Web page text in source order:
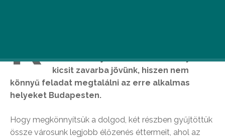
R
mi is át akarjuk élni ezt az élményt,
kicsit zavarba jövünk, hiszen nem
könnyű feladat megtalálni az erre alkalmas
helyeket Budapesten.
Hogy megkönnyítsük a dolgod, két részben gyűjtöttük
össze városunk legjobb élőzenés éttermeit, ahol az